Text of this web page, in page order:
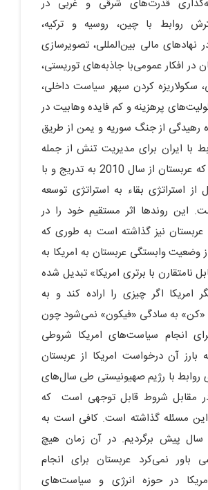
قدرت‌های شرقی و غربی در
روابط با چین، روسیه و ترکیه،
نهادهای مالی بین‌المللی، تصویرسازی
در افکار عمومی‌با جاذبه‌های توریستی،
سکولاریزه کردن سپهر سیاست داخلی،
پرهزینه و کم فایده وهابیت در
رهیدگی از جنگ سوریه و یمن از طریق
با ایران برای مدیریت تنش از جمله
اقداماتی است که عربستان از سال 2010 به تدریج و با
از استراتژی بقاء به استراتژی توسعه
این روندها اثر مستقیم خود را در
عربستان نیز گذاشته است به طوری که
وضعیت وابستگی عربستان به امریکا به
نامتقارن با برتری امریکا» تبدیل شده
امریکا اگر چیزی را اراده کند و به
«کن» به سادگی «فیکون» نمی‌شود چون
انجام سیاست‌های امریکا شروطی
بارز آن درخواست امریکا از عربستان
روابط با رژیم صهیونیستی طی سال‌های
مقابل شروط قابل توجهی است که
این مسئله گذاشته است. کافی است به
پیش برگردیم. در آن زمان هیچ
باور نمی‌کرد عربستان برای انجام
در حوزه انرژی و سیاست‌های